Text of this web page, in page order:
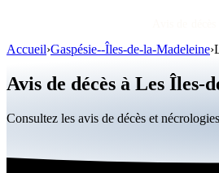
Accueil›Gaspésie--Îles-de-la-Madeleine›
Avis de décès à Les Îles-
Consultez les avis de décès et